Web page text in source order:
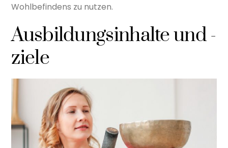
Wohlbefindens zu nutzen.
Ausbildungsinhalte und -
ziele